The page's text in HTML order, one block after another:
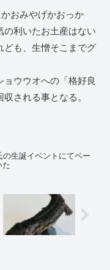
おみやげかおっか
の利いたお土産はない
ども、生憎そこまでグ
ョウウオへの「格好良
される事となる。
の生誕イベントにてベー
た